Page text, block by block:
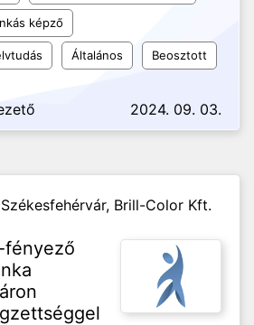
képző
Általános Beosztott
2024. 09. 03.
Székesfehérvár, Brill-Color Kft.